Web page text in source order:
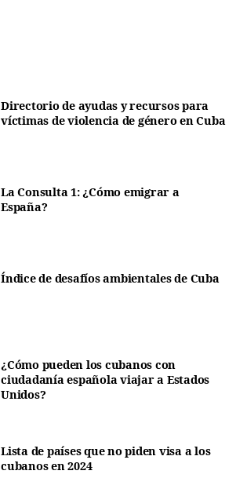
Directorio de ayudas y recursos para
víctimas de violencia de género en Cuba
La Consulta 1: ¿Cómo emigrar a
España?
Índice de desafíos ambientales de Cuba
¿Cómo pueden los cubanos con
ciudadanía española viajar a Estados
Unidos?
Lista de países que no piden visa a los
cubanos en 2024